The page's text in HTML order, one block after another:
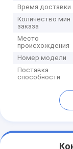
Время доставки
Количество мин
заказа
Место
происхождения
Номер модели
Поставка
способности